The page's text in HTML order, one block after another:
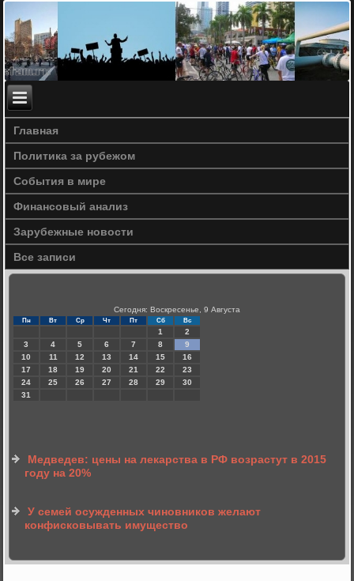
Главная
Политика за рубежом
События в мире
Финансовый анализ
Зарубежные новости
Все записи
Сегодня: Воскресенье, 9 Августа
Пн Вт Ср Чт Пт Сб Вс
1
2
3
4 5 6 7 8
9
10
11 12 13 14 15
16
17
18 19 20 21 22
23
24
25 26 27 28 29
30
31
Медведев: цены на лекарства в РФ возрастут в 2015
году на 20%
У семей осужденных чиновников желают
конфисковывать имущество